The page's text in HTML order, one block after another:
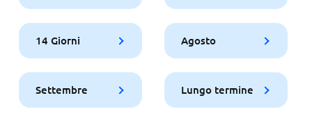
14 Giorni Agosto
Settembre Lungo termine